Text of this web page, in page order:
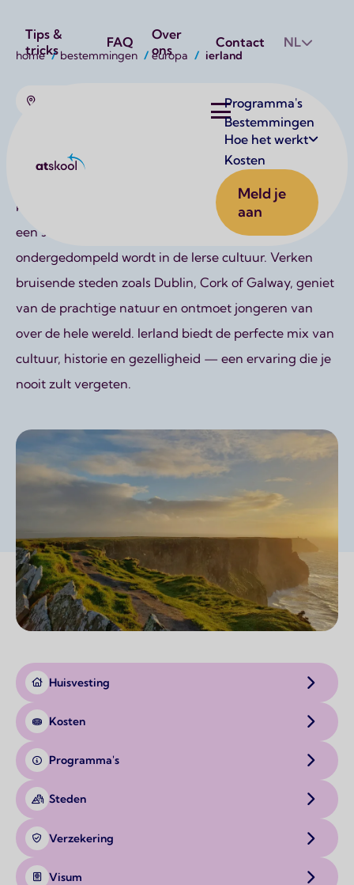
Utilities
Tips &
tricks
FAQ
Over
ons
Contact NL
Atskool
Hoofdnavigatie
Programma's
Bestemmingen
Hoe het werkt
Kosten
Meld je
aan
Kruimelpad
home bestemmingen europa ierland
Ierland
Droom jij van een avontuur in Ierland? Met AtSkool
kun je een taalreis volgen, naar High School gaan of
een studieprogramma doen, terwijl je volledig
ondergedompeld wordt in de Ierse cultuur. Verken
bruisende steden zoals Dublin, Cork of Galway, geniet
van de prachtige natuur en ontmoet jongeren van
over de hele wereld. Ierland biedt de perfecte mix van
cultuur, historie en gezelligheid — een ervaring die je
nooit zult vergeten.
Huisvesting
Kosten
Programma's
Steden
Verzekering
Visum